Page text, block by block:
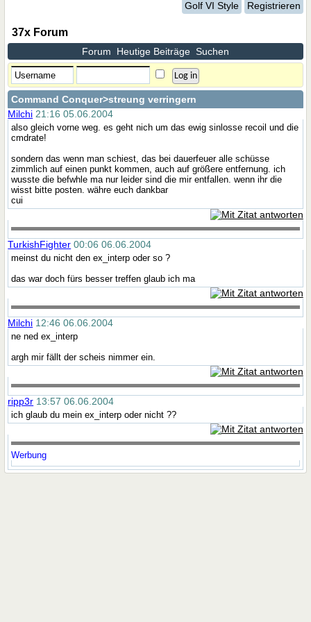
Golf VI Style Registrieren
37x Forum
Forum Heutige Beiträge Suchen
Command Conquer>streung verringern
Milchi 21:16 05.06.2004
also gleich vorne weg. es geht nich um das ewig sinlosse recoil und die
cmdrate!
sondern das wenn man schiest, das bei dauerfeuer alle schüsse
zimmlich auf einen punkt kommen, auch auf größere entfernung. ich
wusste die befwhle ma nur leider sind die mir entfallen. wenn ihr die
wisst bitte posten. währe euch dankbar
cui
TurkishFighter 00:06 06.06.2004
meinst du nicht den ex_interp oder so ?
das war doch fürs besser treffen glaub ich ma
Milchi 12:46 06.06.2004
ne ned ex_interp
argh mir fällt der scheis nimmer ein.
ripp3r 13:57 06.06.2004
ich glaub du mein ex_interp oder nicht ??
Werbung